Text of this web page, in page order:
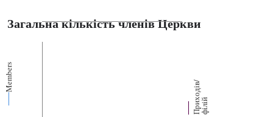
Загальна кількість членів Церкви
Members
П
р
их
о
д
і
в
/
ф
і
л
ій